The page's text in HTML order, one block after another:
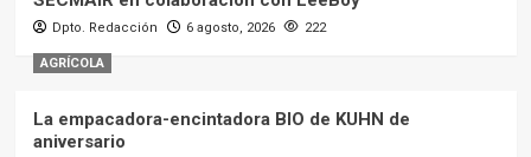
Dpto. Redacción 6 agosto, 2026 222
AGRÍCOLA
La empacadora-encintadora BIO de KUHN de
aniversario